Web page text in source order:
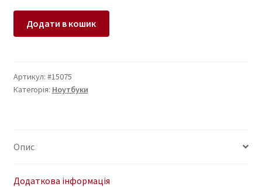
Dell
Intel
Core
3Gb
кількість
Додати в кошик
Артикул: #15075
Категорія: Ноутбуки
Опис
Додаткова інформація